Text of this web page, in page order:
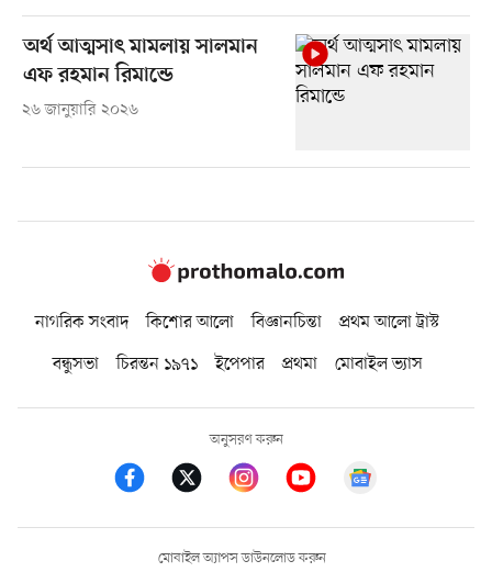
অর্থ আত্মসাৎ মামলায় সালমান
এফ রহমান রিমান্ডে
২৬ জানুয়ারি ২০২৬
নাগরিক সংবাদ কিশোর আলো বিজ্ঞানচিন্তা
প্রথম আলো ট্রাস্ট
বন্ধুসভা
চিরন্তন ১৯৭১ ইপেপার প্রথমা মোবাইল ভ্যাস
অনুসরণ করুন
মোবাইল অ্যাপস ডাউনলোড করুন